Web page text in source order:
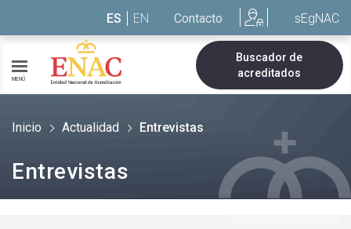
ES EN Contacto sEgNAC
MENÚ
Buscador de
acreditados
Inicio Actualidad Entrevistas
Entrevistas